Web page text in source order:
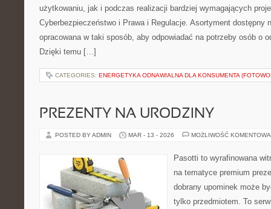
użytkowaniu, jak i podczas realizacji bardziej wymagających
Cyberbezpieczeństwo i Prawa i Regulacje. Asortyment dostępny
opracowana w taki sposób, aby odpowiadać na potrzeby osób o
Dzięki temu […]
CATEGORIES: ENERGETYKA ODNAWIALNA DLA KONSUMENTA
PREZENTY NA URODZINY
POSTED BY ADMIN MAR - 13 - 2026 MOŻLIWOŚĆ
Pasotti to wyrafinowana
na tematyce premium
dobrany upominek może
tylko przedmiotem. To